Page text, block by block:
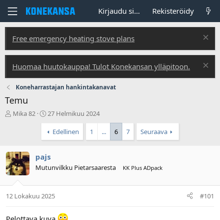
Kirjaudu sisään Rekisteröidy
Free emergency heating stove plans
Huomaa huutokauppa! Tulot Konekansan ylläpitoon.
Koneharrastajan hankintakanavat
Temu
V
i
k
e
j
u
Mika 82
A
o
i
u
s
ä
i
v
27 Helmikuu 2024
Edellinen 1 ... 6 7 Seuraava
pajs
Mutunvilkku Pietarsaaresta KK Plus ADpack
12 Lokakuu 2025 #101